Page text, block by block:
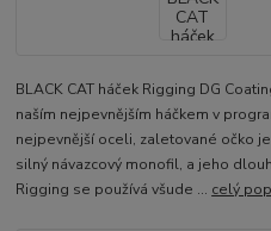
BLACK CAT háček Rigging DG
naším nejpevnějším háčkem v
nejpevnější oceli, zaletované očko
silný návazcový monofil, a jeho
Rigging se používá všude ... celý